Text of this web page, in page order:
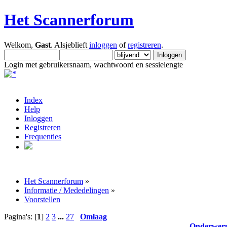
Het Scannerforum
Welkom, Gast. Alsjeblieft inloggen ofregistreren.
Login met gebruikersnaam, wachtwoord en sessielengte
Index
Help
Inloggen
Registreren
Frequenties
Het Scannerforum »
Informatie / Mededelingen »
Voorstellen
Pagina's: [1] 2 3 ... 27
Omlaag